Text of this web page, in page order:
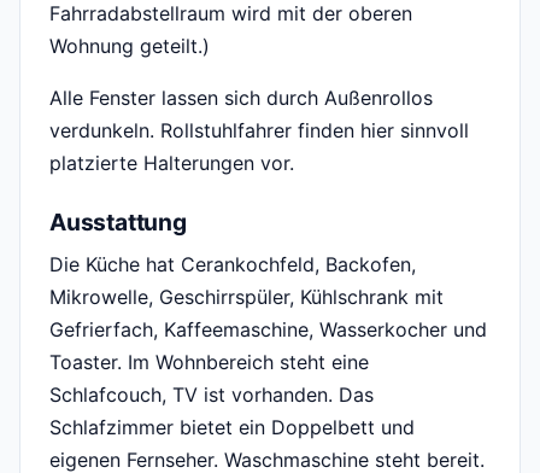
Fahrradabstellraum wird mit der oberen
Wohnung geteilt.)
Alle Fenster lassen sich durch Außenrollos
verdunkeln. Rollstuhlfahrer finden hier sinnvoll
platzierte Halterungen vor.
Ausstattung
Die Küche hat Cerankochfeld, Backofen,
Mikrowelle, Geschirrspüler, Kühlschrank mit
Gefrierfach, Kaffeemaschine, Wasserkocher und
Toaster. Im Wohnbereich steht eine
Schlafcouch, TV ist vorhanden. Das
Schlafzimmer bietet ein Doppelbett und
eigenen Fernseher. Waschmaschine steht bereit.